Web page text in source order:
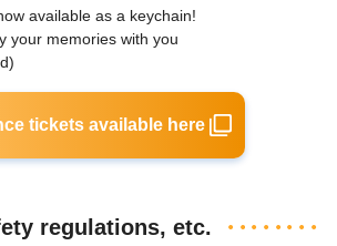
available as a keychain!
your memories with you
tickets available here
regulations, etc.